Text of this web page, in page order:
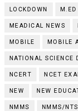
LOCKDOWN M.ED
MEADICAL NEWS
MOBILE MOBILE
NATIONAL SCIENCE
NCERT NCET
NEW NEW
NMMS NMMS/